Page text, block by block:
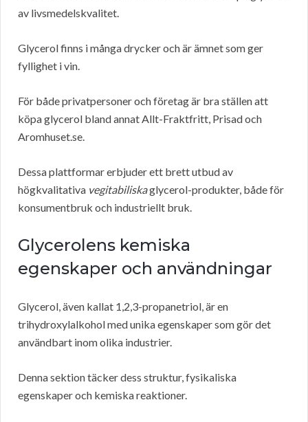
av livsmedelskvalitet.
Glycerol finns i många drycker och är ämnet som ger
fyllighet i vin.
För både privatpersoner och företag är bra ställen att
köpa glycerol bland annat Allt-Fraktfritt, Prisad och
Aromhuset.se.
Dessa plattformar erbjuder ett brett utbud av
högkvalitativa vegitabiliskaglycerol-produkter, både för
konsumentbruk och industriellt bruk.
Glycerolens kemiska
egenskaper och användningar
Glycerol, även kallat 1,2,3-propanetriol, är en
trihydroxylalkohol med unika egenskaper som gör det
användbart inom olika industrier.
Denna sektion täcker dess struktur, fysikaliska
egenskaper och kemiska reaktioner.